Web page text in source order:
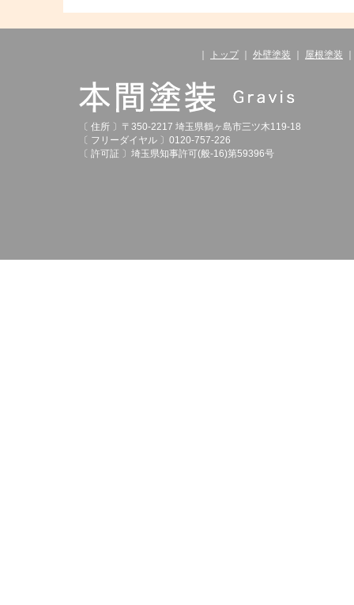
トップ 外壁塗装 屋根塗装
〔 住所 〕〒350-2217 埼玉県鶴ヶ島市三ツ木119-18
〔 フリーダイヤル 〕0120-757-226
〔 許可証 〕埼玉県知事許可(般-16)第59396号